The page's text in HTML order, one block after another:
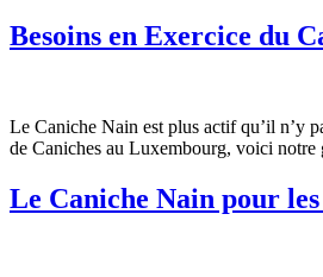
Besoins en Exercice du
Le Caniche Nain est plus actif qu’il n’y
de Caniches au Luxembourg, voici
Le Caniche Nain pour